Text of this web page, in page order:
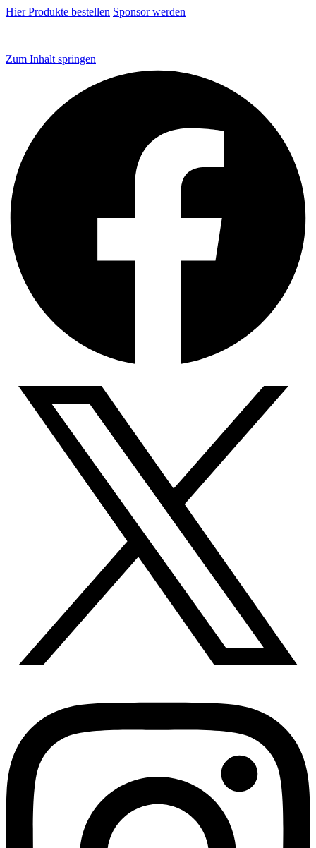
Hier Produkte bestellen Sponsor werden
Zum Inhalt springen